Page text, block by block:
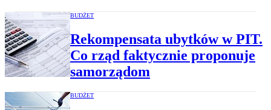
BUDŻET
Rekompensata ubytków w PIT.
Co rząd faktycznie proponuje
samorządom
BUDŻET